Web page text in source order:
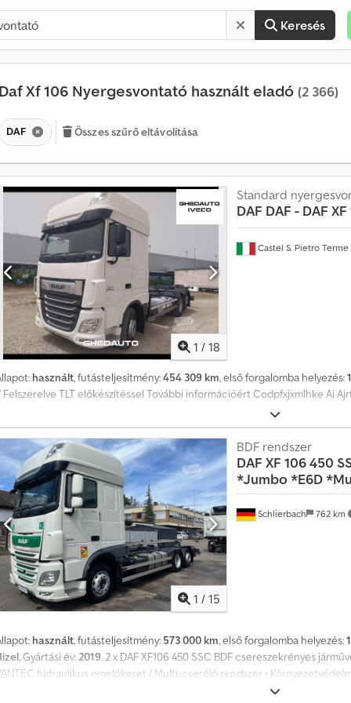
Keresés
Daf Xf 106 Nyergesvontató használt eladó (2 366)
DAF Összes szűrő eltávolítása
1 / 18
Castel S. Pietro Terme
Standard
DAF DAF - DAF
használt, futásteljesítmény:454 309 km, első forgalomba helyezés:
Felszerelve TLT előkészítéssel További információért Codpfxjxmlhke Ai
1 / 15
Schlierbach 762 km
BDF rendszer
DAF XF 106 450
*Jumbo *E6D
használt, futásteljesítmény: 573 000 km, első forgalomba helyezés:
, Gyártási év:2019, 2 x DAF XF106 450 SSC BDF csereszekrényes
hidraulikus emelőkeret / Multi-cserélő rendszer •
Tengelyképlet: 6x2 • Emelhető / kormányzott tengely (3. tengely) • Automata
r
t
é
k
v
o
n
t
t
ö
b
b
m
i
ó
é
r